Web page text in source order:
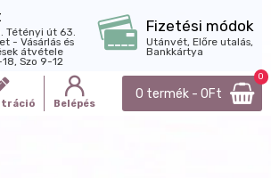
Tétényi út 63.
- Vásárlás és
átvétele
Szo 9-12
Fizetési módok
Utánvét, Előre utalás,
Bankkártya
Belépés
0 termék - 0Ft
0